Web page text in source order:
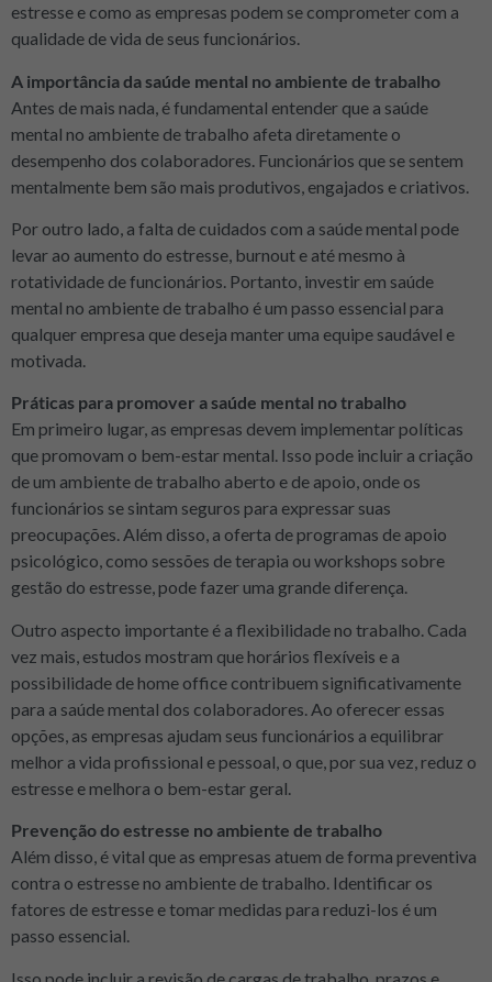
estresse e como as empresas podem se comprometer com a
qualidade de vida de seus funcionários.
A importância da saúde mental no ambiente de trabalho
Antes de mais nada, é fundamental entender que a saúde
mental no ambiente de trabalho afeta diretamente o
desempenho dos colaboradores. Funcionários que se sentem
mentalmente bem são mais produtivos, engajados e criativos.
Por outro lado, a falta de cuidados com a saúde mental pode
levar ao aumento do estresse, burnout e até mesmo à
rotatividade de funcionários. Portanto, investir em saúde
mental no ambiente de trabalho é um passo essencial para
qualquer empresa que deseja manter uma equipe saudável e
motivada.
Práticas para promover a saúde mental no trabalho
Em primeiro lugar, as empresas devem implementar políticas
que promovam o bem-estar mental. Isso pode incluir a criação
de um ambiente de trabalho aberto e de apoio, onde os
funcionários se sintam seguros para expressar suas
preocupações. Além disso, a oferta de programas de apoio
psicológico, como sessões de terapia ou workshops sobre
gestão do estresse, pode fazer uma grande diferença.
Outro aspecto importante é a flexibilidade no trabalho. Cada
vez mais, estudos mostram que horários flexíveis e a
possibilidade de home office contribuem significativamente
para a saúde mental dos colaboradores. Ao oferecer essas
opções, as empresas ajudam seus funcionários a equilibrar
melhor a vida profissional e pessoal, o que, por sua vez, reduz o
estresse e melhora o bem-estar geral.
Prevenção do estresse no ambiente de trabalho
Além disso, é vital que as empresas atuem de forma preventiva
contra o estresse no ambiente de trabalho. Identificar os
fatores de estresse e tomar medidas para reduzi-los é um
passo essencial.
Isso pode incluir a revisão de cargas de trabalho, prazos e